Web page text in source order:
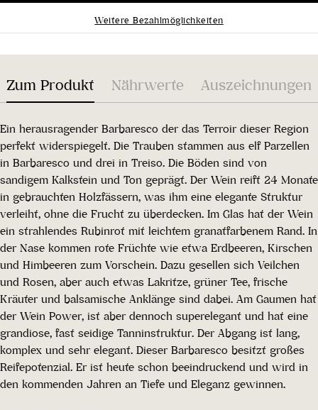
Weitere Bezahlmöglichkeiten
Zum Produkt Nährwerte Auszeichnungen
Ein herausragender Barbaresco der das Terroir dieser Region
perfekt widerspiegelt. Die Trauben stammen aus elf Parzellen
in Barbaresco und drei in Treiso. Die Böden sind von
sandigem Kalkstein und Ton geprägt. Der Wein reift 24 Monate
in gebrauchten Holzfässern, was ihm eine elegante Struktur
verleiht, ohne die Frucht zu überdecken. Im Glas hat der Wein
ein strahlendes Rubinrot mit leichtem granatfarbenem Rand. In
der Nase kommen rote Früchte wie etwa Erdbeeren, Kirschen
und Himbeeren zum Vorschein. Dazu gesellen sich Veilchen
und Rosen, aber auch etwas Lakritze, grüner Tee, frische
Kräuter und balsamische Anklänge sind dabei. Am Gaumen hat
der Wein Power, ist aber dennoch superelegant und hat eine
grandiose, fast seidige Tanninstruktur. Der Abgang ist lang,
komplex und sehr elegant. Dieser Barbaresco besitzt großes
Reifepotenzial. Er ist heute schon beeindruckend und wird in
den kommenden Jahren an Tiefe und Eleganz gewinnen.